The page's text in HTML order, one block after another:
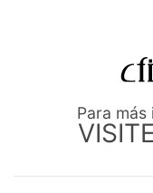
Para